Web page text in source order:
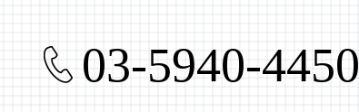
03-5940-4450